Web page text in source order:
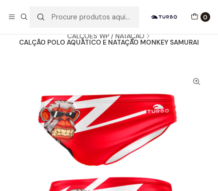
0
CALÇÕES WP / NATAÇÃO
CALÇÃO POLO AQUÁTICO E NATAÇÃO MONKEY SAMURAI